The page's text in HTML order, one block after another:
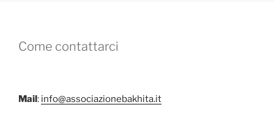
Come contattarci
Mail: info@associazionebakhita.it